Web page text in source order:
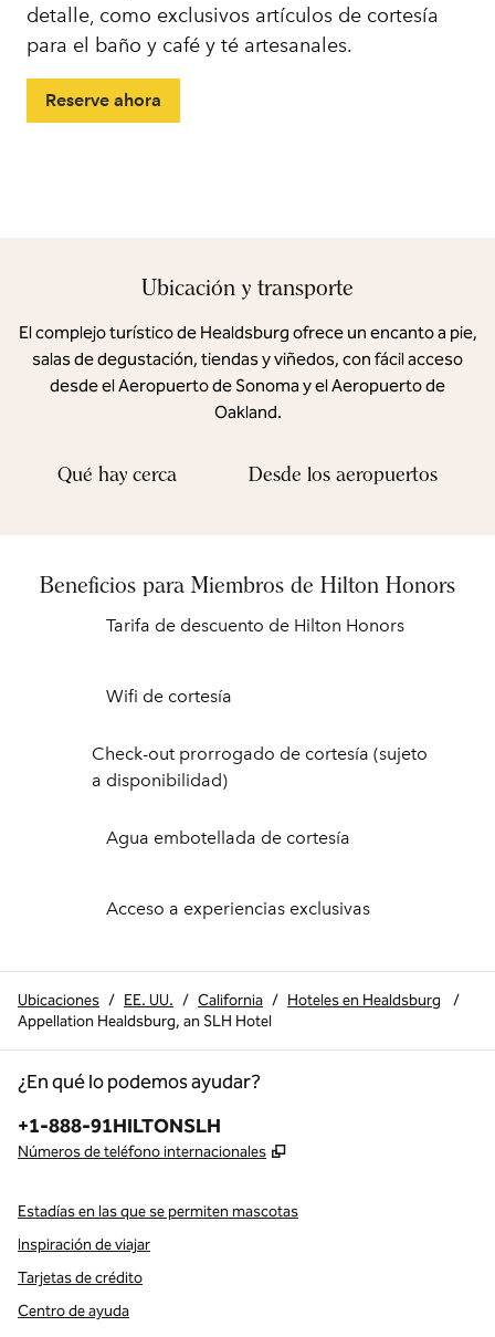
detalle, como exclusivos artículos de cortesía
para el baño y café y té artesanales.
Reserve ahora
Ubicación y transporte
El complejo turístico de Healdsburg ofrece un encanto a pie,
salas de degustación, tiendas y viñedos, con fácil acceso
desde el Aeropuerto de Sonoma y el Aeropuerto de
Oakland.
Qué hay cerca Desde los aeropuertos
Beneficios para Miembros de Hilton Honors
Tarifa de descuento de Hilton Honors
Wifi de cortesía
Check-out prorrogado de cortesía (sujeto
a disponibilidad)
Agua embotellada de cortesía
Acceso a experiencias exclusivas
Ubicaciones / EE. UU. / California / Hoteles en Healdsburg
/
Appellation Healdsburg, an SLH Hotel
¿En qué lo podemos ayudar?
Teléfono:
+1-888-91HILTONSLH
Números de teléfono internacionales ,
Estadías en las que se permiten mascotas
Inspiración de viajar
Tarjetas de crédito
Centro de ayuda